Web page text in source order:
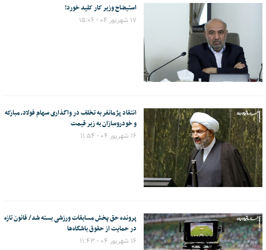
استیضاح وزیر کار کلید خورد!
۱۷ شهریور ۰۴ - ۱۵:۰۶
انتقاد پژمانفر به تخلف در واگذاری سهام فولاد، مبارکه
و خودروسازان به زیر قیمت
۱۶ شهریور ۰۴ - ۱۱:۵۴
پرونده حق پخش مسابقات ورزشی بسته شد/ قانون تازه
در حمایت از حقوق باشگاه‌ها
۱۶ شهریور ۰۴ - ۱۱:۴۳